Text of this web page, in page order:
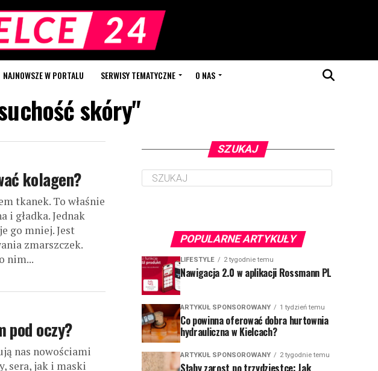
NAJNOWSZE W PORTALU SERWISY TEMATYCZNE O NAS
skóry"
kolagen?
tkanek. To właśnie
i gładka. Jednak
go mniej. Jest
zmarszczek.
nim...
pod oczy?
nas nowościami
sera, jak i maski
SZUKAJ
POPULARNE ARTYKUŁY
LIFESTYLE 2 tygodnie temu
Nawigacja 2.0 w aplikacji Rossmann PL
ARTYKUŁ SPONSOROWANY 1 tydzień temu
Co powinna oferować dobra hurtownia
hydrauliczna w Kielcach?
ARTYKUŁ SPONSOROWANY 2 tygodnie temu